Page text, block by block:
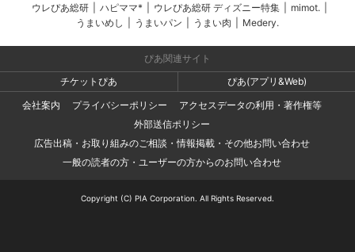
ウレぴあ総研 ハピママ* ウレぴあ総研 ディズニー特集 mimot.
うまいめし
うまいパン うまい肉 Medery.
ぴあ関連サイト
チケットぴあ
ぴあ(アプリ&Web)
会社案内
プライバシーポリシー
アクセスデータの利用・著作権等
外部送信ポリシー
広告出稿・お取り組みのご相談・情報掲載・その他お問い合わせ
一般の読者の方・ユーザーの方からのお問い合わせ
Copyright (C) PIA Corporation. All Rights Reserved.